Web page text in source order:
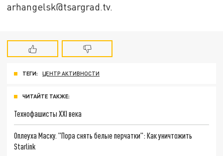
arhangelsk@tsargrad.tv.
ТЕГИ: ЦЕНТР АКТИВНОСТИ
ЧИТАЙТЕ ТАКЖЕ:
Технофашисты XXI века
Оплеуха Маску. "Пора снять белые перчатки": Как уничтожить
Starlink